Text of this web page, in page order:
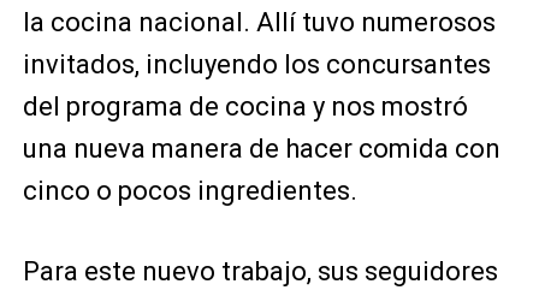
la cocina nacional. Allí tuvo numerosos
invitados, incluyendo los concursantes
del programa de cocina y nos mostró
una nueva manera de hacer comida con
cinco o pocos ingredientes.
Para este nuevo trabajo, sus seguidores